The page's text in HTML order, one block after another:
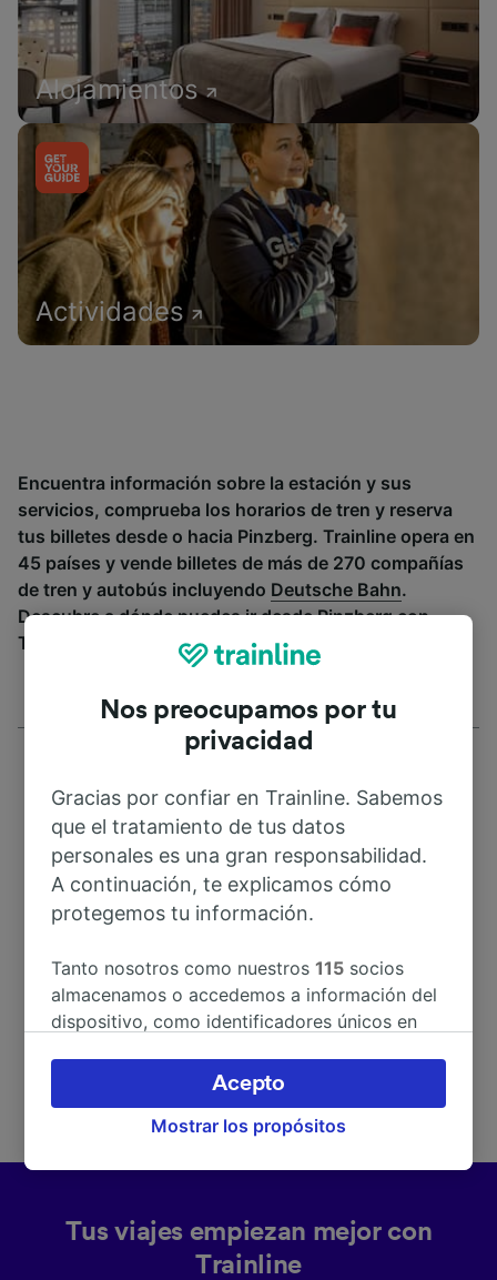
Alojamientos
Actividades
Encuentra información sobre la estación y sus
servicios, comprueba los horarios de tren y reserva
tus billetes desde o hacia Pinzberg. Trainline opera en
45 países y vende billetes de más de 270 compañías
de tren y autobús incluyendo Deutsche Bahn.
Descubre a dónde puedes ir desde Pinzberg con
Trainline.
Dirección
Pinzberg - St 2243
Deutschland
Tus viajes empiezan mejor con
Trainline
Nos preocupamos por tu
privacidad
Gracias por confiar en Trainline. Sabemos
que el tratamiento de tus datos
personales es una gran responsabilidad.
A continuación, te explicamos cómo
protegemos tu información.
Tanto nosotros como nuestros115 socios
almacenamos o accedemos a información del
dispositivo, como identificadores únicos en
Puedes aceptar o administrar tus preferencias
haciendo clic abajo, incluido el derecho de
oposición en función de tu interés legítimo o,
afectarán a los datos de navegación. Tus
datos no se utilizarán con fines de rastreo si
Mostrar los propósitos
Acepto